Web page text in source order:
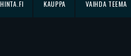
HINTA.FI KAUPPA VAIHDA TEEMA